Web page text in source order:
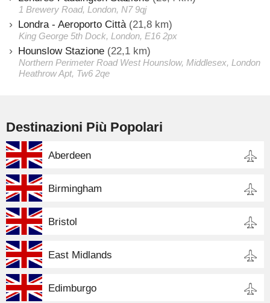
1 Brewery Road, London, N7 9qj
Londra - Aeroporto Città (21,8 km)
King George 5th Dock, London, E16 2px
Hounslow Stazione (22,1 km)
Northern Perimeter Road West Hounslow, Middlesex, London
Heathrow Apt, Tw6 2qe
Destinazioni Più Popolari
Aberdeen
Birmingham
Bristol
East Midlands
Edimburgo